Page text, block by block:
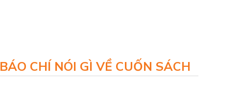
BÁO CHÍ NÓI GÌ VỀ CUỐN SÁCH